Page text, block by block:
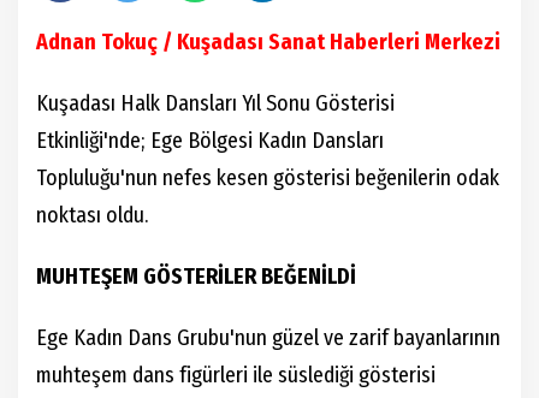
Adnan Tokuç / Kuşadası Sanat Haberleri Merkezi
Kuşadası Halk Dansları Yıl Sonu Gösterisi
Etkinliği'nde; Ege Bölgesi Kadın Dansları
Topluluğu'nun nefes kesen gösterisi beğenilerin odak
noktası oldu.
MUHTEŞEM GÖSTERİLER BEĞENİLDİ
Ege Kadın Dans Grubu'nun güzel ve zarif bayanlarının
muhteşem dans figürleri ile süslediği gösterisi